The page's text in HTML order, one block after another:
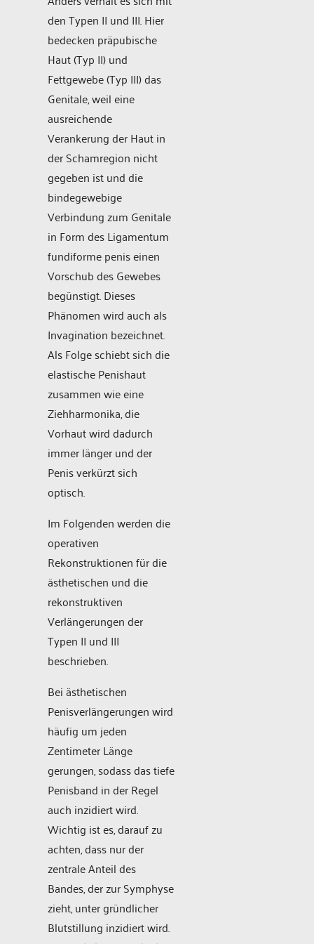
den Typen II und III. Hier
bedecken präpubische
Haut (Typ II) und
Fettgewebe (Typ III) das
Genitale, weil eine
ausreichende
Verankerung der Haut in
der Schamregion nicht
gegeben ist und die
bindegewebige
Verbindung zum Genitale
in Form des Ligamentum
fundiforme penis einen
Vorschub des Gewebes
begünstigt. Dieses
Phänomen wird auch als
Invagination bezeichnet.
Als Folge schiebt sich die
elastische Penishaut
zusammen wie eine
Ziehharmonika, die
Vorhaut wird dadurch
immer länger und der
Penis verkürzt sich
optisch.
Im Folgenden werden die
operativen
Rekonstruktionen für die
ästhetischen und die
rekonstruktiven
Verlängerungen der
Typen II und III
beschrieben.
Bei ästhetischen
Penisverlängerungen wird
häufig um jeden
Zentimeter Länge
gerungen, sodass das tiefe
Penisband in der Regel
auch inzidiert wird.
Wichtig ist es, darauf zu
achten, dass nur der
zentrale Anteil des
Bandes, der zur Symphyse
zieht, unter gründlicher
Blutstillung inzidiert wird.